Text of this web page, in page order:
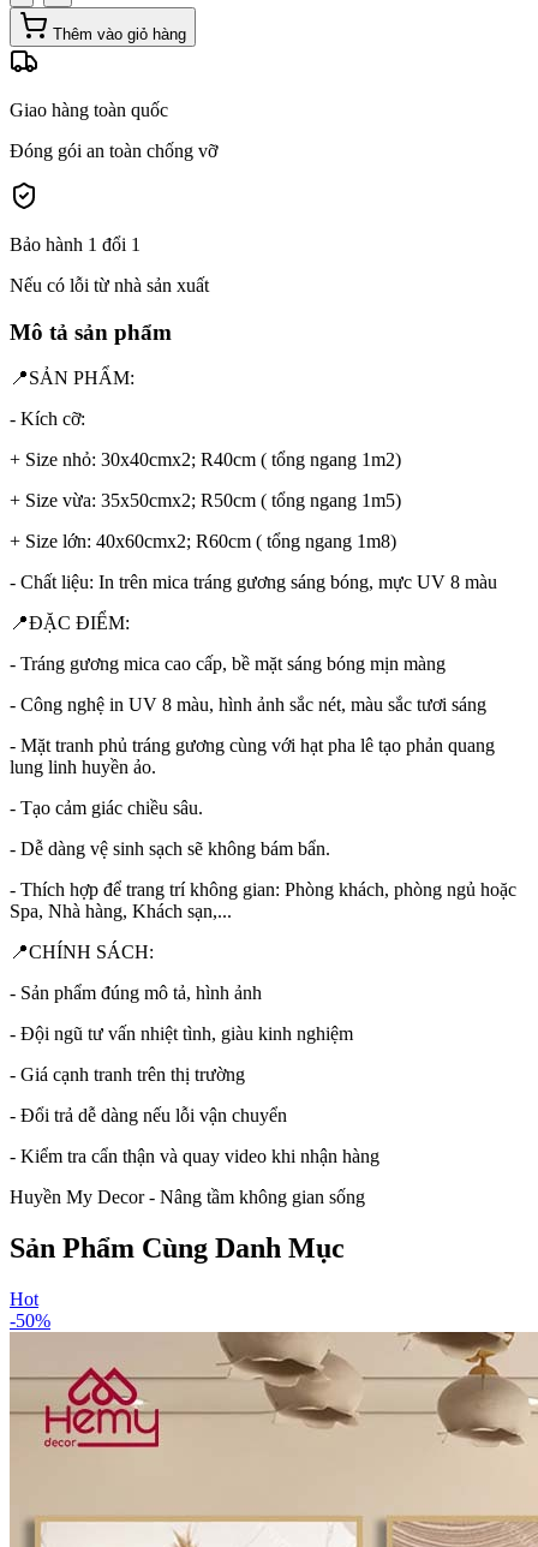
Thêm vào giỏ hàng
Giao hàng toàn quốc
Đóng gói an toàn chống vỡ
Bảo hành 1 đổi 1
Nếu có lỗi từ nhà sản xuất
Mô tả sản phẩm
📍SẢN PHẨM:
- Kích cỡ:
+ Size nhỏ: 30x40cmx2; R40cm ( tổng ngang 1m2)
+ Size vừa: 35x50cmx2; R50cm ( tổng ngang 1m5)
+ Size lớn: 40x60cmx2; R60cm ( tổng ngang 1m8)
- Chất liệu: In trên mica tráng gương sáng bóng, mực UV 8 màu
📍ĐẶC ĐIỂM:
- Tráng gương mica cao cấp, bề mặt sáng bóng mịn màng
- Công nghệ in UV 8 màu, hình ảnh sắc nét, màu sắc tươi sáng
- Mặt tranh phủ tráng gương cùng với hạt pha lê tạo phản quang
lung linh huyền ảo.
- Tạo cảm giác chiều sâu.
- Dễ dàng vệ sinh sạch sẽ không bám bẩn.
- Thích hợp để trang trí không gian: Phòng khách, phòng ngủ hoặc
Spa, Nhà hàng, Khách sạn,...
📍CHÍNH SÁCH:
- Sản phẩm đúng mô tả, hình ảnh
- Đội ngũ tư vấn nhiệt tình, giàu kinh nghiệm
- Giá cạnh tranh trên thị trường
- Đổi trả dễ dàng nếu lỗi vận chuyển
- Kiểm tra cẩn thận và quay video khi nhận hàng
Huyền My Decor - Nâng tầm không gian sống
Sản Phẩm Cùng Danh Mục
Hot
-50%